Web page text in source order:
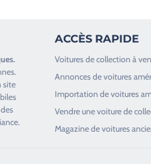
.
.
site
ACCÈS RAPIDE
Voitures de collection à
Annonces de voitures
Importation de voitures
Vendre une voiture de
Magazine de voitures